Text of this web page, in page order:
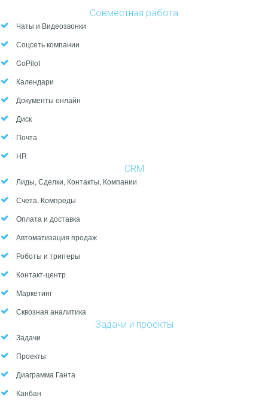
Совместная работа
Чаты и Видеозвонки
Соцсеть компании
CoРilot
Календари
Документы онлайн
Диск
Почта
HR
CRM
Лиды, Сделки, Контакты, Компании
Счета, Компреды
Оплата и доставка
Автоматизация продаж
Роботы и триггеры
Контакт-центр
Маркетинг
Сквозная аналитика
Задачи и проекты
Задачи
Проекты
Диаграмма Ганта
Канбан